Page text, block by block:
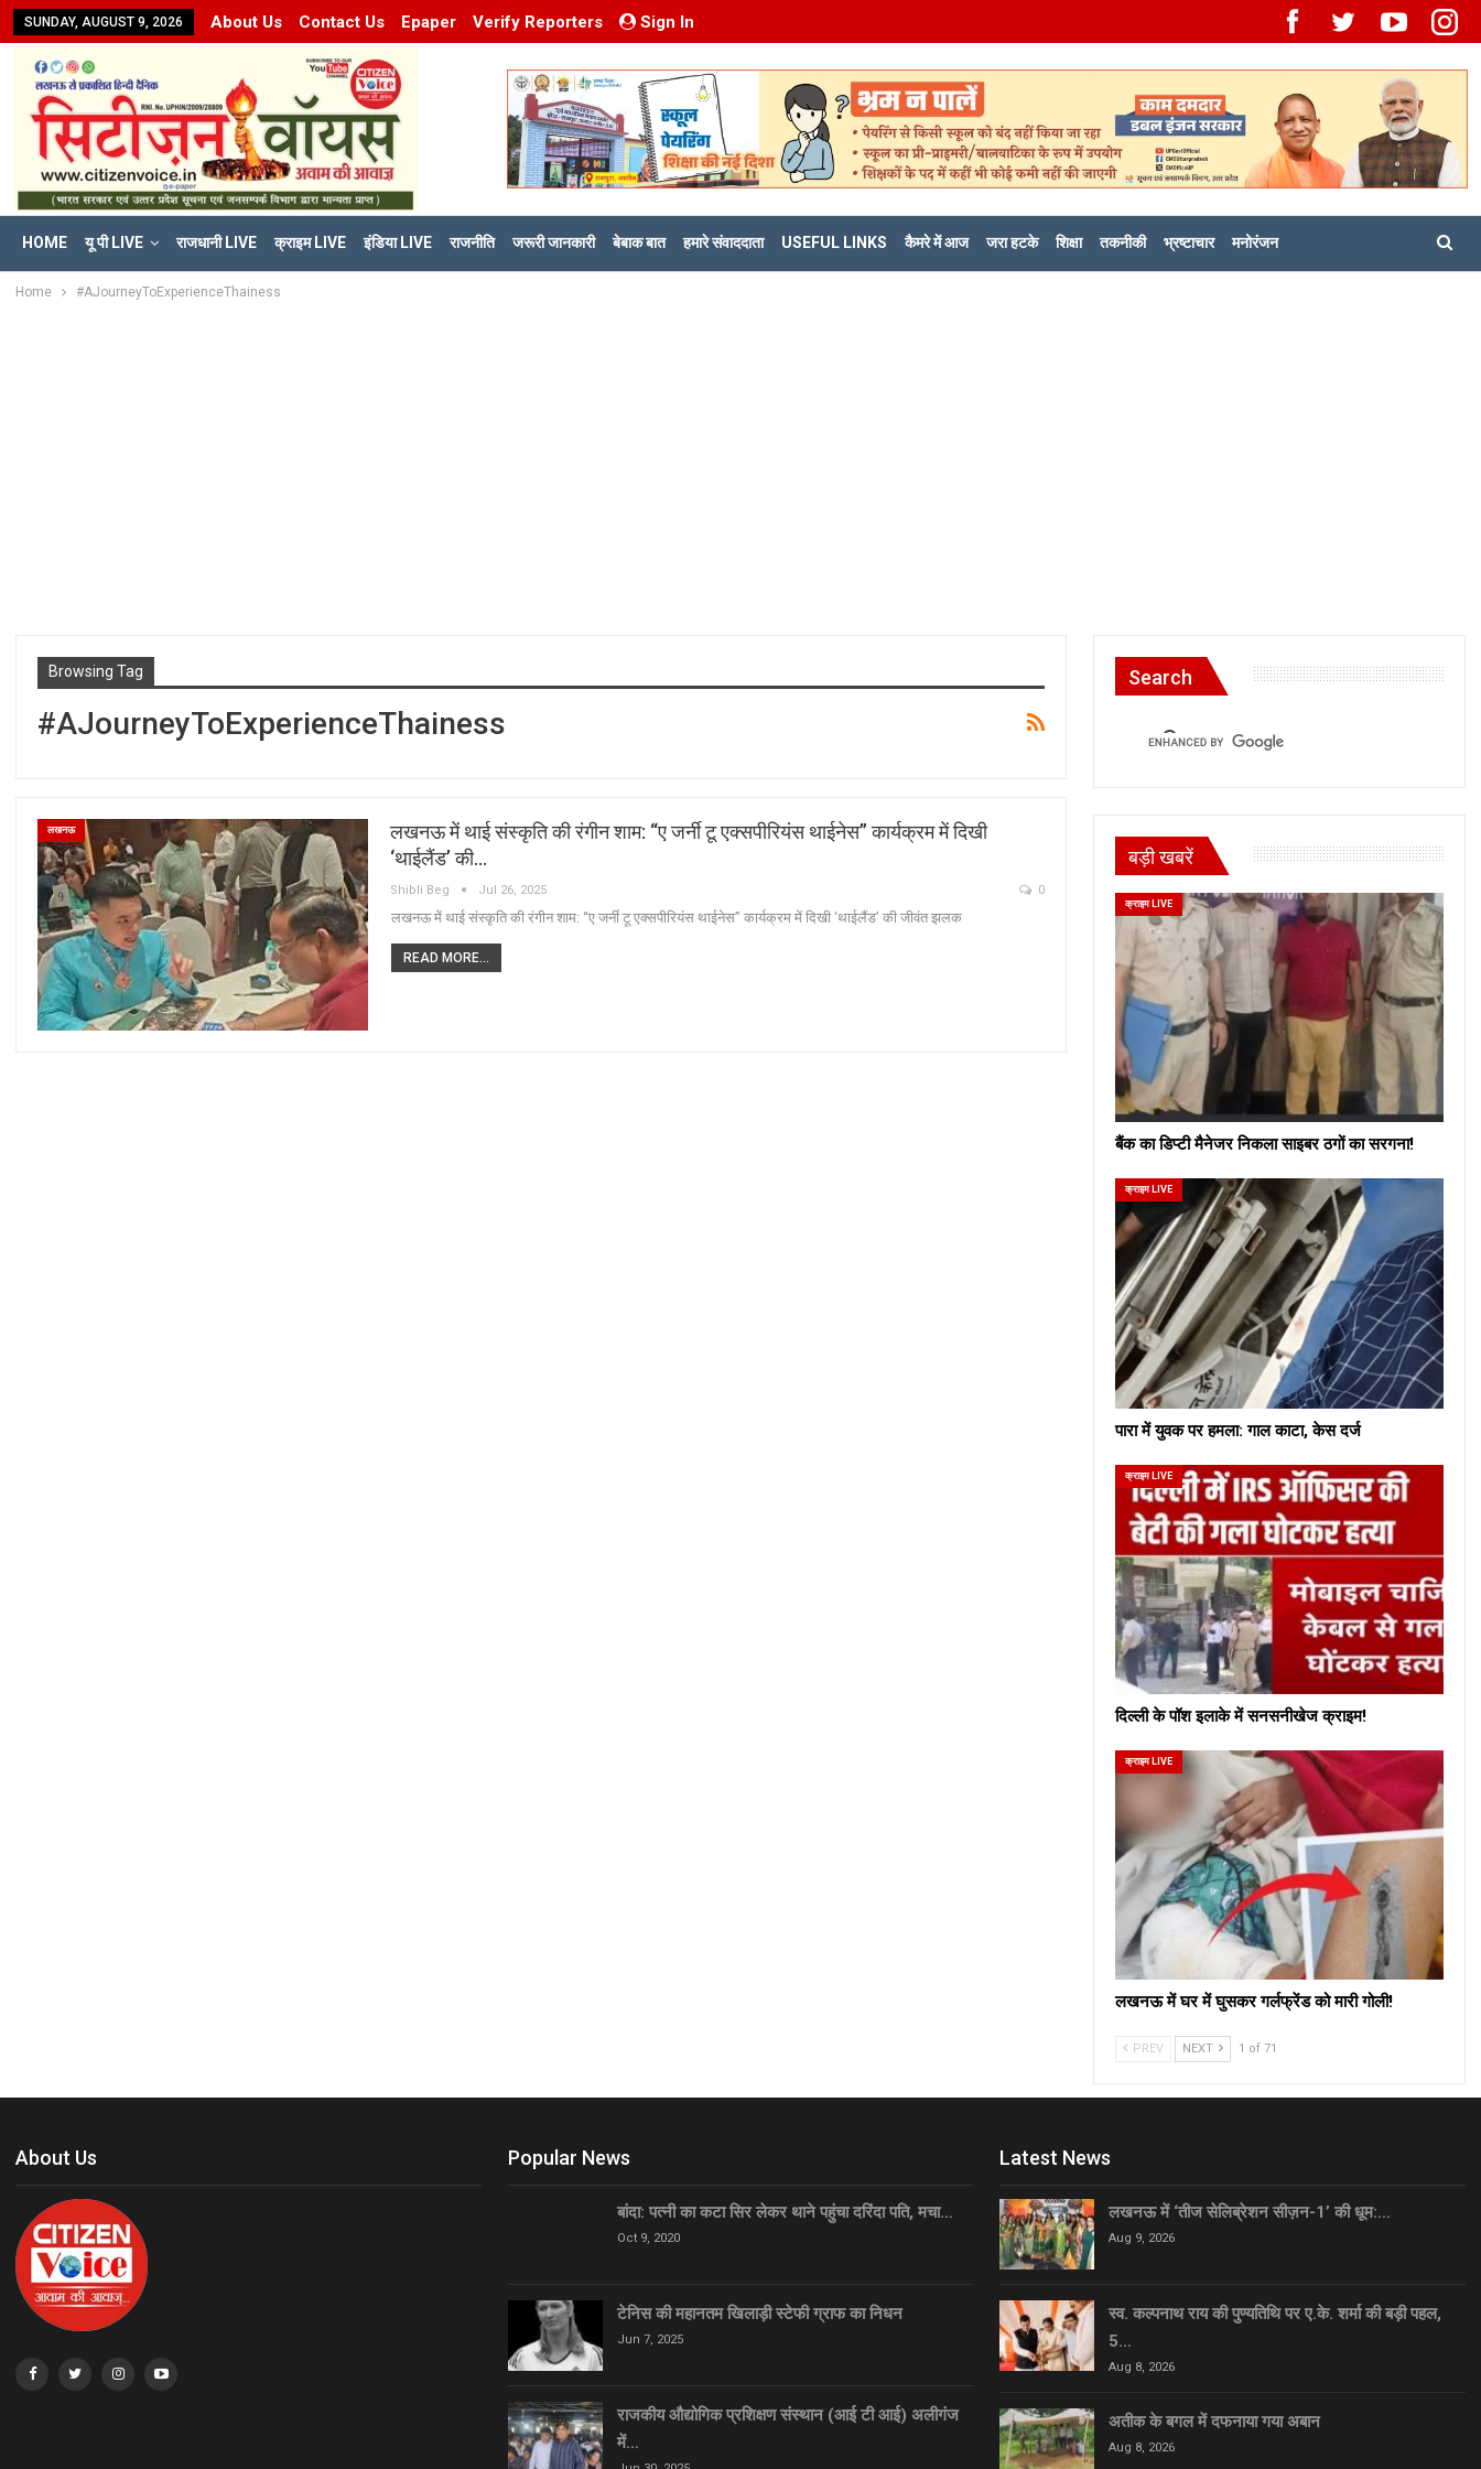
SUNDAY, AUGUST 9, 2026 About Us Contact Us Epaper Verify Reporters Sign In
HOME यू पी LIVE राजधानी LIVE क्राइम LIVE इंडिया LIVE राजनीति जरूरी जानकारी बेबाक बात हमारे संवाददाता USEFUL LINKS कैमरे में आज जरा हटके शिक्षा तकनीकी भ्रष्टाचार मनोरंजन
Home #AJourneyToExperienceThainess
Browsing Tag
#AJourneyToExperienceThainess
लखनऊ
लखनऊ में थाई संस्कृति की रंगीन शाम: “ए जर्नी टू एक्सपीरियंस थाईनेस” कार्यक्रम में दिखी
‘थाईलैंड’ की…
Shibli Beg Jul 26, 2025 0
लखनऊ में थाई संस्कृति की रंगीन शाम: “ए जर्नी टू एक्सपीरियंस थाईनेस” कार्यक्रम में दिखी ‘थाईलैंड’ की जीवंत झलक
READ MORE...
Search
बड़ी खबरें
क्राइम LIVE
बैंक का डिप्टी मैनेजर निकला साइबर ठगों का सरगना!
क्राइम LIVE
पारा में युवक पर हमला: गाल काटा, केस दर्ज
क्राइम LIVE
दिल्ली के पॉश इलाके में सनसनीखेज क्राइम!
क्राइम LIVE
लखनऊ में घर में घुसकर गर्लफ्रेंड को मारी गोली!
PREV NEXT 1 of 71
About Us Popular News
बांदा: पत्नी का कटा सिर लेकर थाने पहुंचा दरिंदा पति, मचा…
Oct 9, 2020
टेनिस की महानतम खिलाड़ी स्टेफी ग्राफ का निधन
Jun 7, 2025
राजकीय औद्योगिक प्रशिक्षण संस्थान (आई टी आई) अलीगंज
में…
Latest News
लखनऊ में ‘तीज सेलिब्रेशन सीज़न-1’ की धूम:…
Aug 9, 2026
स्व. कल्पनाथ राय की पुण्यतिथि पर ए.के. शर्मा की बड़ी पहल,
5…
Aug 8, 2026
अतीक के बगल में दफनाया गया अबान
Aug 8, 2026